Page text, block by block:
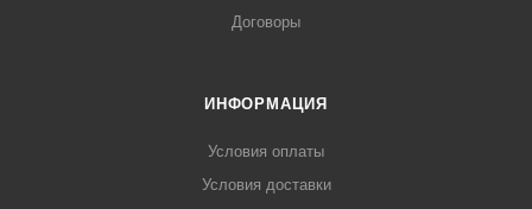
Договоры
ИНФОРМАЦИЯ
Условия оплаты
Условия доставки